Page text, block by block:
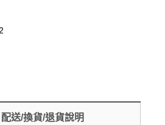
配送/換貨/退貨說明